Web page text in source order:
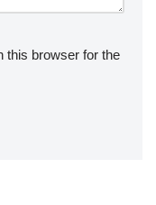
this browser for the